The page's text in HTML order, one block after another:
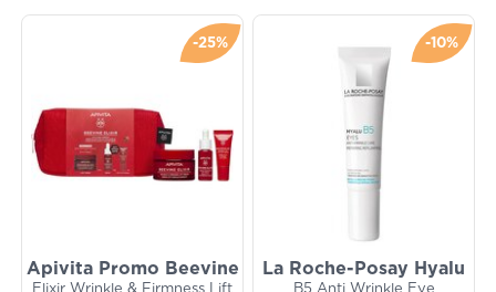
-25%
Apivita Promo Beevine
-10%
La Roche-Posay Hyalu